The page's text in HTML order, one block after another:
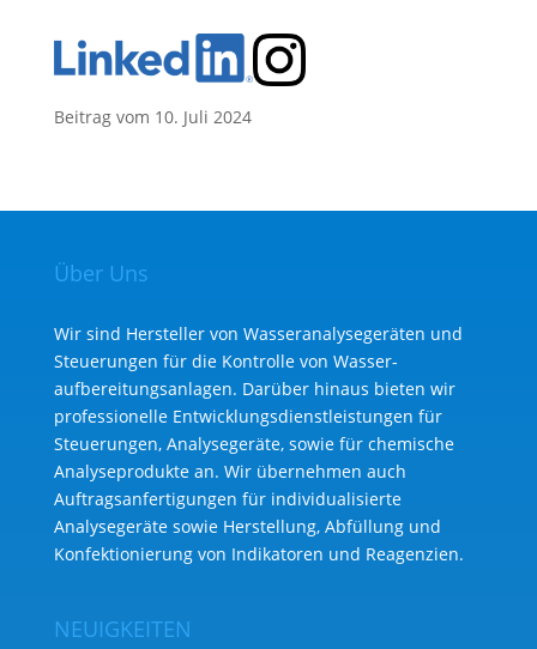
Beitrag vom 10. Juli 2024
Über Uns
Wir sind Hersteller von Wasseranalysegeräten und
Steuerungen für die Kontrolle von Wasser­
aufbereitungs­anlagen. Darüber hinaus bieten wir
professionelle Entwicklungs­dienst­leistungen für
Steuerungen, Analysegeräte, sowie für chemische
Analyse­produkte an. Wir übernehmen auch
Auftragsanfertigungen für individualisierte
Analysegeräte sowie Herstellung, Abfüllung und
Konfektionierung von Indikatoren und Reagenzien.
NEUIGKEITEN